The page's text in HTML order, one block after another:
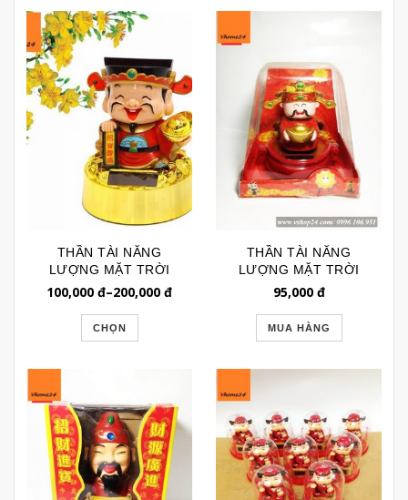
THẦN TÀI NĂNG
LƯỢNG MẶT TRỜI
027
100,000 đ–200,000 đ
CHỌN
THẦN TÀI NĂNG
LƯỢNG MẶT TRỜI
MINI 031
95,000đ
MUA HÀNG